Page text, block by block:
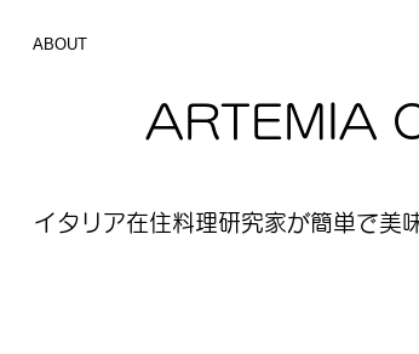
ABOUT
ARTEMIA
イタリア在住料理研究家が簡単で美